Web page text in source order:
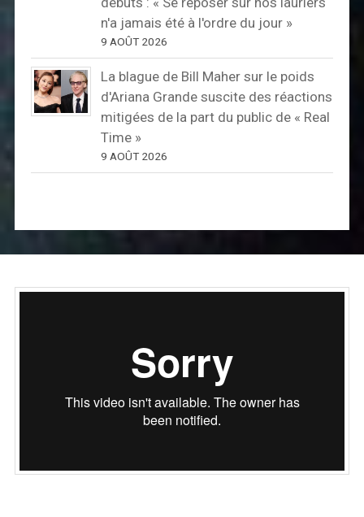
n'a jamais été à l'ordre du jour »
9 AOÛT 2026
La blague de Bill Maher sur le poids
d'Ariana Grande suscite des réactions
mitigées de la part du public de « Real
Time »
9 AOÛT 2026